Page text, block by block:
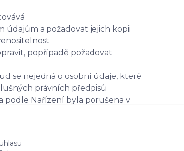
údajům a požadovat jejich kopii
popřípadě požadovat
se nejedná o osobní údaje, které
právních předpisů
podle Nařízení byla porušena v
zpracováním osobních údajů se